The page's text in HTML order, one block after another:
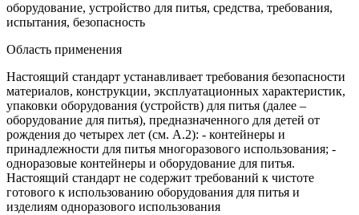
оборудование, устройство для питья, средства, требования,
испытания, безопасность
Область применения
Настоящий стандарт устанавливает требования безопасности
материалов, конструкции, эксплуатационных характеристик,
упаковки оборудования (устройств) для питья (далее –
оборудование для питья), предназначенного для детей от
рождения до четырех лет (см. А.2): - контейнеры и
принадлежности для питья многоразового использования; -
одноразовые контейнеры и оборудование для питья.
Настоящий стандарт не содержит требований к чистоте
готового к использованию оборудования для питья и
изделиям одноразового использования